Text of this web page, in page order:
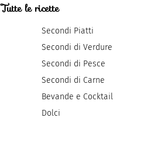
Tutte le ricette
Secondi Piatti
Secondi di Verdure
Secondi di Pesce
Secondi di Carne
Bevande e Cocktail
Dolci